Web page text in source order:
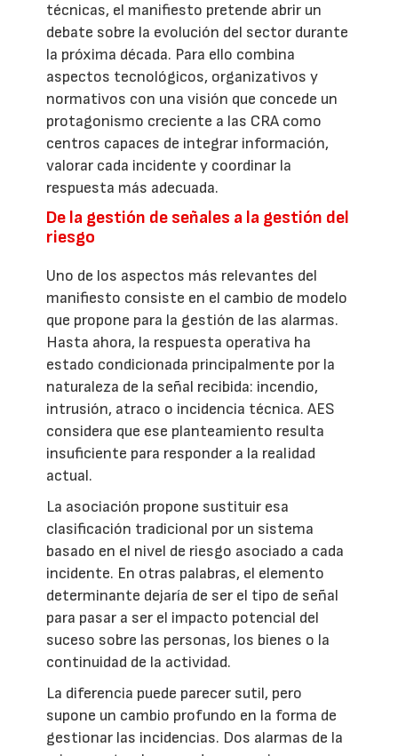
técnicas, el manifiesto pretende abrir un
debate sobre la evolución del sector durante
la próxima década. Para ello combina
aspectos tecnológicos, organizativos y
normativos con una visión que concede un
protagonismo creciente a las CRA como
centros capaces de integrar información,
valorar cada incidente y coordinar la
respuesta más adecuada.
De la gestión de señales a la gestión del
riesgo
Uno de los aspectos más relevantes del
manifiesto consiste en el cambio de modelo
que propone para la gestión de las alarmas.
Hasta ahora, la respuesta operativa ha
estado condicionada principalmente por la
naturaleza de la señal recibida: incendio,
intrusión, atraco o incidencia técnica. AES
considera que ese planteamiento resulta
insuficiente para responder a la realidad
actual.
La asociación propone sustituir esa
clasificación tradicional por un sistema
basado en el nivel de riesgo asociado a cada
incidente. En otras palabras, el elemento
determinante dejaría de ser el tipo de señal
para pasar a ser el impacto potencial del
suceso sobre las personas, los bienes o la
continuidad de la actividad.
La diferencia puede parecer sutil, pero
supone un cambio profundo en la forma de
gestionar las incidencias. Dos alarmas de la